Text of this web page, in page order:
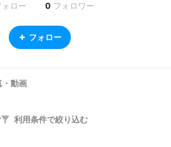
ォロー 0 フォロワー
フォロー
・動画
利用条件で絞り込む